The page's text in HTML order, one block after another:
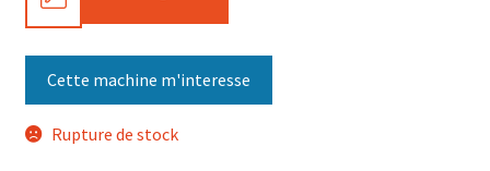
Cette machine m'interesse
Rupture de stock